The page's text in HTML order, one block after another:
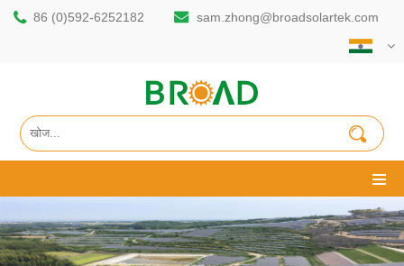
86 (0)592-6252182 sam.zhong@broadsolartek.com